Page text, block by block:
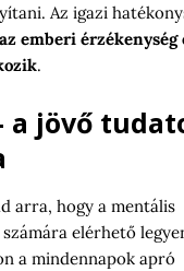
Az igazi
az emberi érzékenység
.
a jövő
arra, hogy a mentális
elérhető
a mindennapok apró